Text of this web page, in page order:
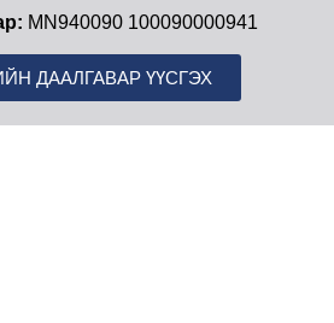
MN940090 100090000941
ДААЛГАВАР ҮҮСГЭХ